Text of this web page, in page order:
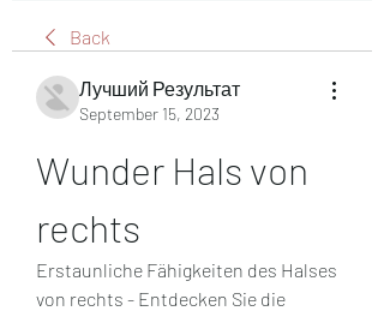
Back
Лучший Результат
September 15, 2023
Wunder Hals von
rechts
Erstaunliche Fähigkeiten des Halses
von rechts - Entdecken Sie die